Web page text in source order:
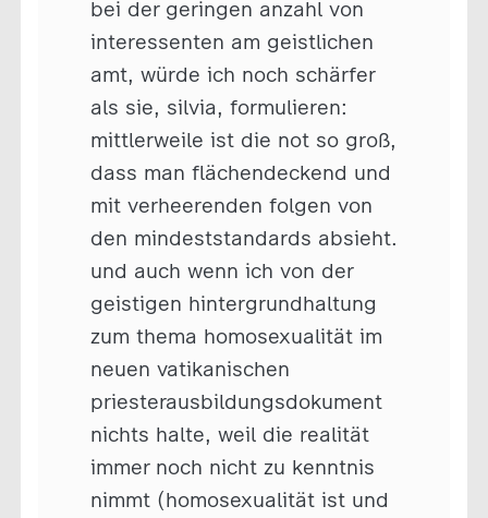
bei der geringen anzahl von
interessenten am geistlichen
amt, würde ich noch schärfer
als sie, silvia, formulieren:
mittlerweile ist die not so groß,
dass man flächendeckend und
mit verheerenden folgen von
den mindeststandards absieht.
und auch wenn ich von der
geistigen hintergrundhaltung
zum thema homosexualität im
neuen vatikanischen
priesterausbildungsdokument
nichts halte, weil die realität
immer noch nicht zu kenntnis
nimmt (homosexualität ist und